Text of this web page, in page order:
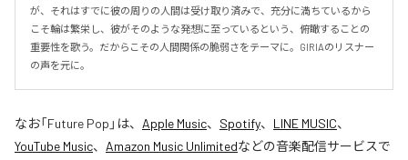
が、それはすでに彼の周りの人間は受け取り済みで、充分に満ちているから
こそ輪は繁栄し、彼がそのような発想に至っているという、俯瞰することの
重要性を歌う。だからこその人間関係の脆弱さをテーマに。GIRIAのリスナー
の声を元に。
なお「Future Pop 」は、 Apple Music、 Spotify、 LINE MUSIC、
YouTube Music、 Amazon Music Unlimitedなどの音楽配信サービスで